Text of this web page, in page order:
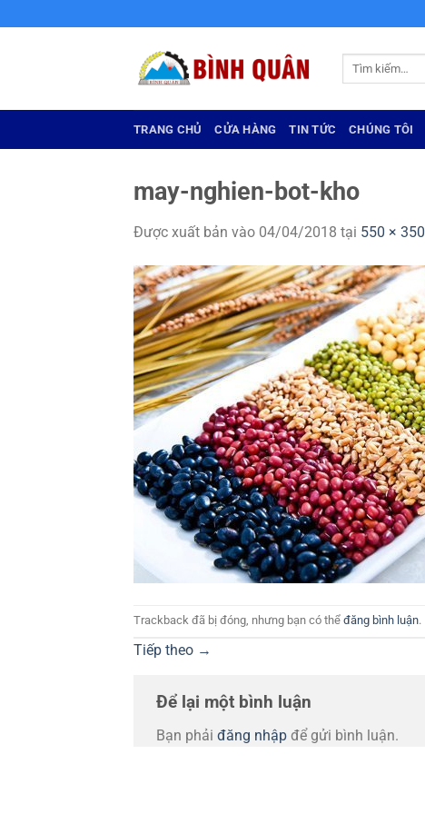
qua
TRANG CHỦ CỬA HÀNG TIN TỨC CHÚNG TÔI
may-nghien-bot-kho
Được xuất bản vào 04/04/2018 tại 550 × 350
Trackback đã bị đóng, nhưng bạn có thể đăng bình luận.
Tiếp theo →
Để lại một bình luận
Bạn phải đăng nhập để gửi bình luận.